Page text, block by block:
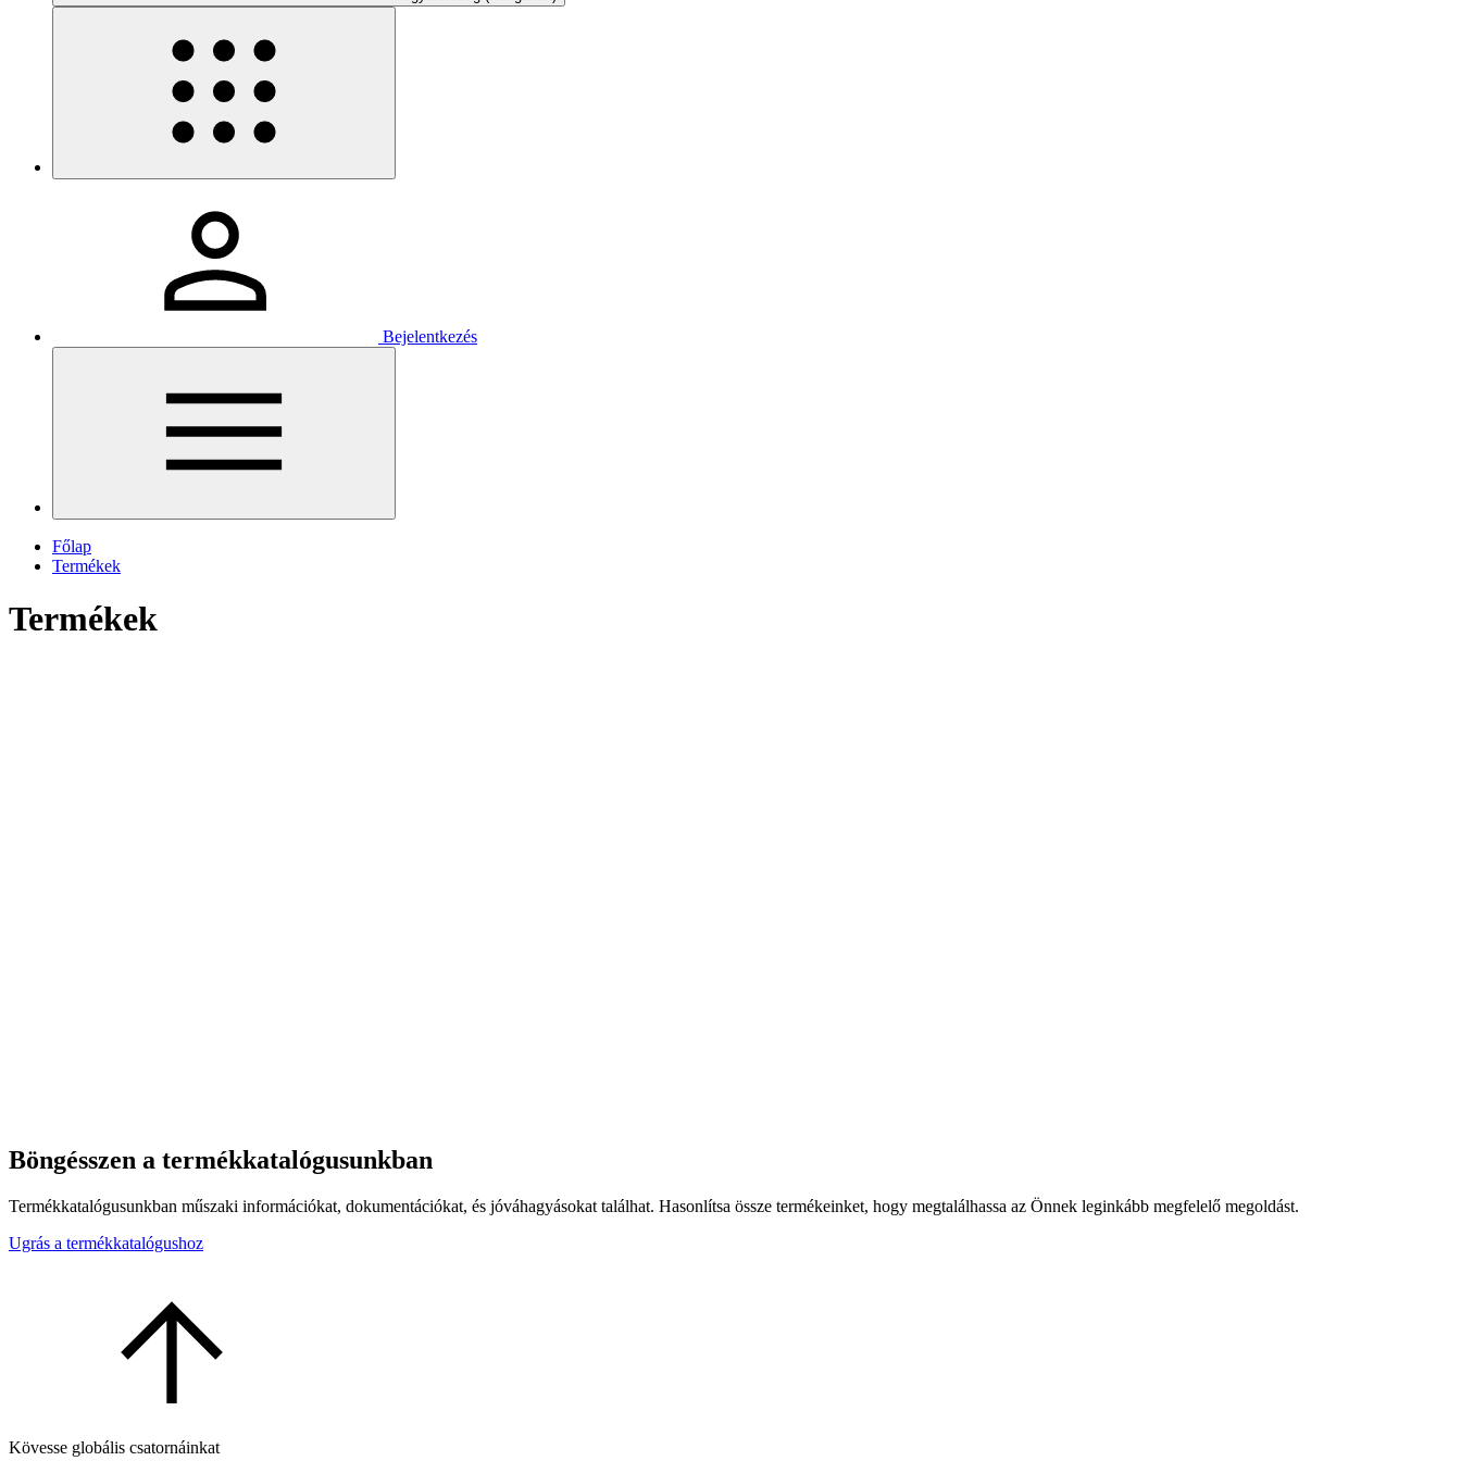
Bejelentkezés
Főlap
Termékek
Termékek
Böngésszen a termékkatalógusunkban
Termékkatalógusunkban műszaki információkat, dokumentációkat, és jóváhagyásokat találhat. Hasonlítsa össze termékeinket, hogy megtalálhassa az Önnek leginkább megfelelő megoldást.
Ugrás a termékkatalógushoz
Kövesse globális csatornáinkat